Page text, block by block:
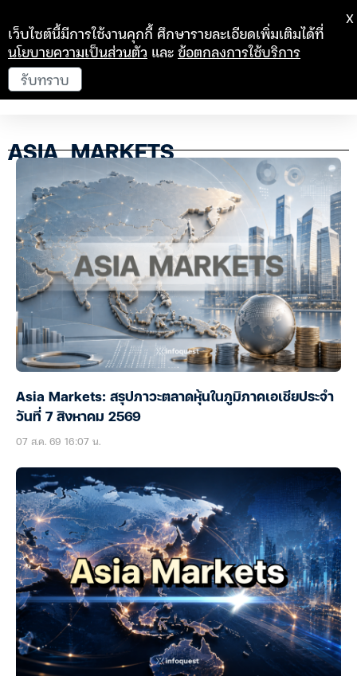
ASIA_MARKETS
Asia Markets: สรุปภาวะตลาดหุ้นในภูมิภาคเอเชียประจำ
วันที่ 7 สิงหาคม 2569
07 ส.ค. 69 16:07 น.
เว็บไซต์นี้มีการใช้งานคุกกี้ ศึกษารายละเอียดเพิ่มเติมได้ที่
นโยบายความเป็นส่วนตัว และข้อตกลงการใช้บริการ
รับทราบ
X